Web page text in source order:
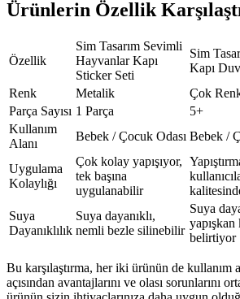
Ürünlerin Özellik
Özellik
Sim Tasarım Sevimli
Hayvanlar Kapı
Sticker Seti
Sim
Kapı
Renk
Metalik
Çok
Parça Sayısı 1 Parça
5+
Kullanım
Alanı
Bebek / Çocuk Odası Bebek /
Uygulama
Kolaylığı
Çok kolay yapışıyor,
tek başına
uygulanabilir
Suya
Dayanıklılık
Suya dayanıklı,
nemli bezle silinebilir
Suya
belirtiyor
Bu karşılaştırma, her iki ürünün de kullanım
açısından avantajlarını ve olası sorunlarını